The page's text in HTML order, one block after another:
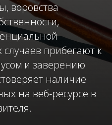
воровства
прибегают к
и заверению
наличие
на веб-ресурсе в